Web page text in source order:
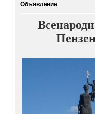
Объявление